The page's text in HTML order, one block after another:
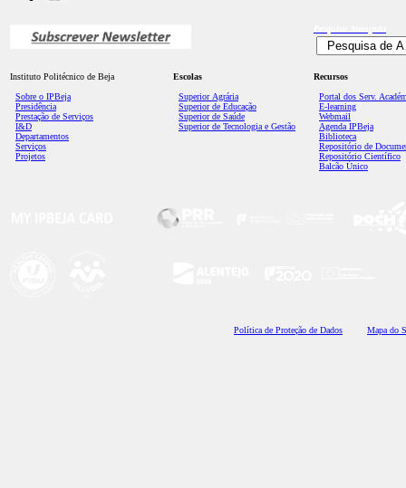
Instituto Politécnico de Beja
Sobre o IPBeja
Presidência
Prestação de Serviços
I&D
Departamentos
Serviços
Projetos
Escolas
Superior Agrária
Superior de Educação
Superior de Saúde
Superior de Tecnologia e Gestão
Recursos
Portal dos Serv.
E-learning
Webmail
Agenda IPBeja
Biblioteca
Repositório de
Repositório Científico
Balcão Único
Política de Proteção de Dados Mapa do